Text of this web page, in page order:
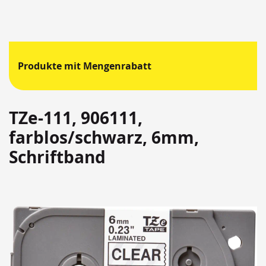
Produkte mit Mengenrabatt
TZe-111, 906111,
farblos/schwarz, 6mm,
Schriftband
Sie
zum
Ende